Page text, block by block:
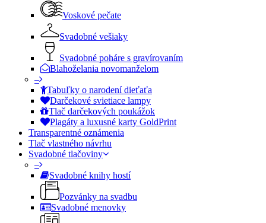
Voskové pečate
Svadobné vešiaky
Svadobné poháre s gravírovaním
Blahoželania novomanželom
–
Tabuľky o narodení dieťaťa
Darčekové svietiace lampy
Tlač darčekových poukážok
Plagáty a luxusné karty GoldPrint
Transparentné oznámenia
Tlač vlastného návrhu
Svadobné tlačoviny
–
Svadobné knihy hostí
Pozvánky na svadbu
Svadobné menovky